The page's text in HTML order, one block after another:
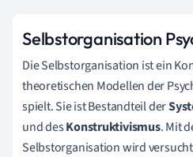
Selbstorganisation
Die Selbstorganisation ist ein
theoretischen Modellen der
spielt. Sie ist Bestandteil der
und desKonstruktivismus. Mit
Selbstorganisation wird